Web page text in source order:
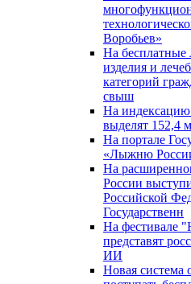
Воробьев»
На бесплатные
изделия и
категорий
свыш
На индексацию
выделят 152,4
На портале
«Лыжню
На
России
Российской
Государственн
На фестивале
представят
ИИ
Новая система